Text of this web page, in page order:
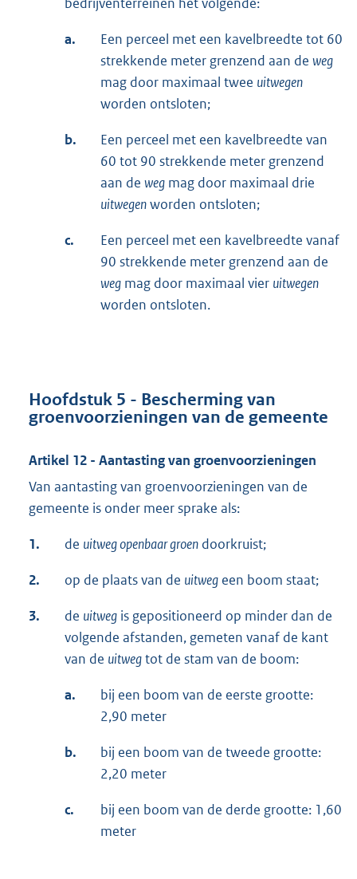
a.
Een perceel met een kavelbreedte tot 60
strekkende meter grenzend aan de weg
mag door maximaal twee uitwegen
worden ontsloten;
b.
Een perceel met een kavelbreedte van
60 tot 90 strekkende meter grenzend
aan de weg mag door maximaal drie
uitwegenworden ontsloten;
c.
Een perceel met een kavelbreedte vanaf
90 strekkende meter grenzend aan de
weg mag door maximaal vier uitwegen
worden ontsloten.
Hoofdstuk 5 - Bescherming van
groenvoorzieningen van de gemeente
Artikel 12 - Aantasting van groenvoorzieningen
Van aantasting van groenvoorzieningen van de
gemeente is onder meer sprake als:
1. de uitweg openbaar groen doorkruist;
2. op de plaats van de uitweg een boom staat;
3. de uitweg is gepositioneerd op minder dan de
volgende afstanden, gemeten vanaf de kant
van de uitwegtot de stam van de boom:
a.
bij een boom van de eerste grootte:
2,90 meter
b.
bij een boom van de tweede grootte:
2,20 meter
c.
bij een boom van de derde grootte: 1,60
meter